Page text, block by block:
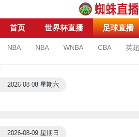
首页 世界杯直播 足球直播
NBA NBA WNBA CBA 英超
2026-08-08 星期六
2026-08-09 星期日